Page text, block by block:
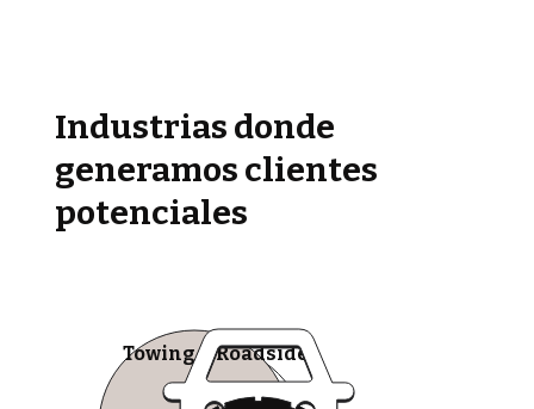
Industrias donde
generamos clientes
potenciales
Towing & Roadside